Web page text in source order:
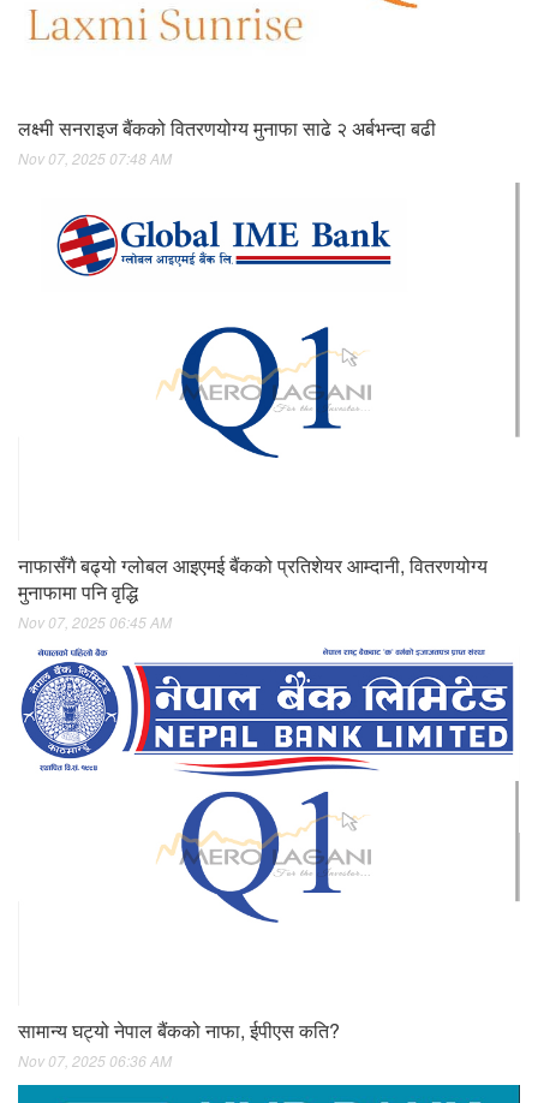
लक्ष्मी सनराइज बैंकको वितरणयोग्य मुनाफा साढे २ अर्बभन्दा बढी
Nov 07, 2025 07:48 AM
नाफासँगै बढ्यो ग्लोबल आइएमई बैंकको प्रतिशेयर आम्दानी, वितरणयोग्य
मुनाफामा पनि वृद्धि
Nov 07, 2025 06:45 AM
सामान्य घट्यो नेपाल बैंकको नाफा, ईपीएस कति?
Nov 07, 2025 06:36 AM